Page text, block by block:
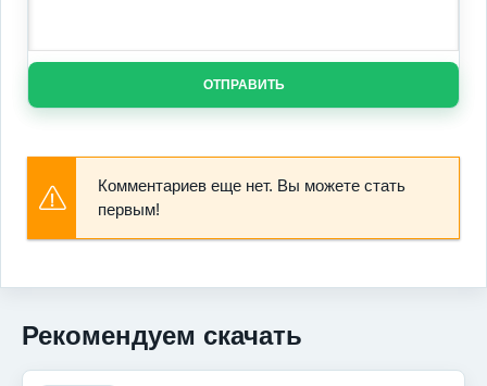
ОТПРАВИТЬ
Комментариев еще нет. Вы можете стать
первым!
Рекомендуем скачать